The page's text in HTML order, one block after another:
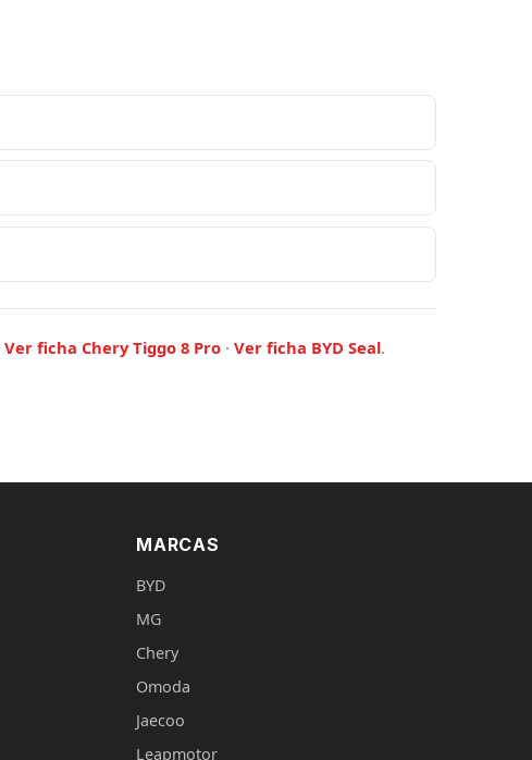
Ver ficha Chery Tiggo 8 Pro · Ver ficha BYD Seal.
MARCAS
BYD
MG
Chery
Omoda
Jaecoo
Leapmotor